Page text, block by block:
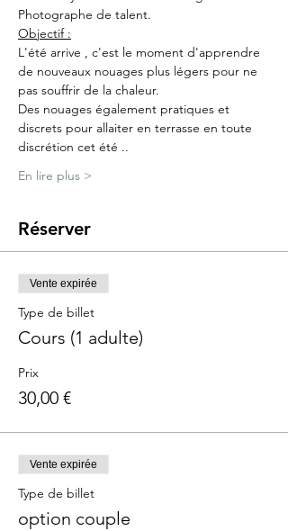
Photographe de talent.
Objectif :
L'été arrive , c'est le moment d'apprendre
de nouveaux nouages plus légers pour ne
pas souffrir de la chaleur.
Des nouages également pratiques et
discrets pour allaiter en terrasse en toute
discrétion cet été ..
En lire plus >
Réserver
Vente expirée
Type de billet
Cours (1 adulte)
Prix
30,00 €
Vente expirée
Type de billet
option couple